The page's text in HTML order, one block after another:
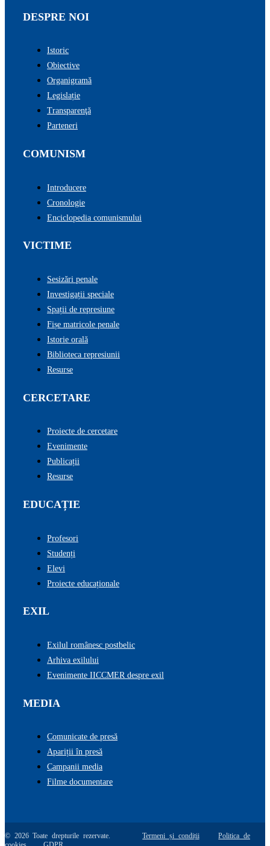
DESPRE NOI
Istoric
Obiective
Organigramă
Legislație
Transparenţă
Parteneri
COMUNISM
Introducere
Cronologie
Enciclopedia comunismului
VICTIME
Sesizări penale
Investigații speciale
Spații de represiune
Fișe matricole penale
Istorie orală
Biblioteca represiunii
Resurse
CERCETARE
Proiecte de cercetare
Evenimente
Publicații
Resurse
EDUCAȚIE
Profesori
Studenți
Elevi
Proiecte educaționale
EXIL
Exilul românesc postbelic
Arhiva exilului
Evenimente IICCMER despre exil
MEDIA
Comunicate de presă
Apariții în presă
Campanii media
Filme documentare
© 2026 Toate drepturile rezervate.Termeni și condiții
Politica de